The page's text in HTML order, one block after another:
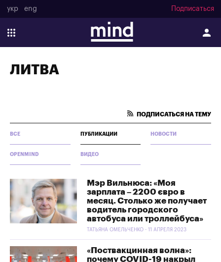
укр eng Подписаться
ЛИТВА
ПОДПИСАТЬСЯ НА ТЕМУ
ВСЕ ПУБЛИКАЦИИ НОВОСТИ
OPENMIND ВИДЕО
Мэр Вильнюса: «Моя
зарплата – 2200 євро в
месяц. Столько же получает
водитель городского
автобуса или троллейбуса»
ТАТЬЯНА ОМЕЛЬЧЕНКО - 11 АПРЕЛЯ 2023
«Поствакцинная волна»:
почему COVID-19 накрыл